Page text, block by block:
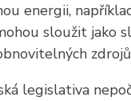
energii,
sloužit jako
legislativa